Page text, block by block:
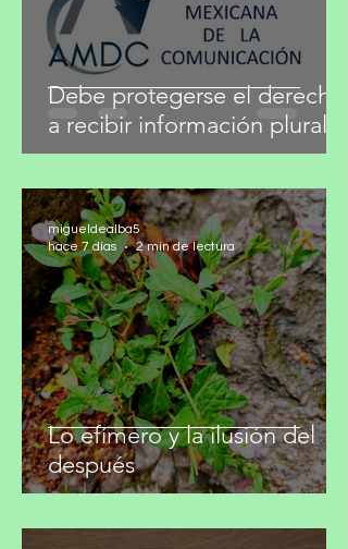
Debe protegerse el derecho
a recibir información plural
Lo efímero y la ilusión del
después
migueldealba5
hace 7 días
2 min de lectura